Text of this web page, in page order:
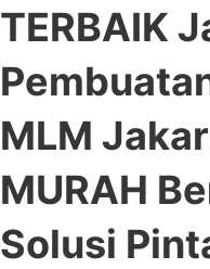
TERBAIK
MLM
MURAH
Solusi